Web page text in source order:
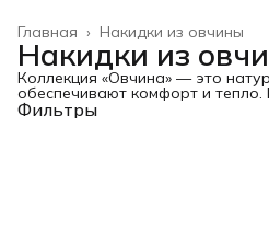
Накидки из овчины
Главная ›
Накидки из
Коллекция «Овчина» — это
обеспечивают комфорт и
Фильтры